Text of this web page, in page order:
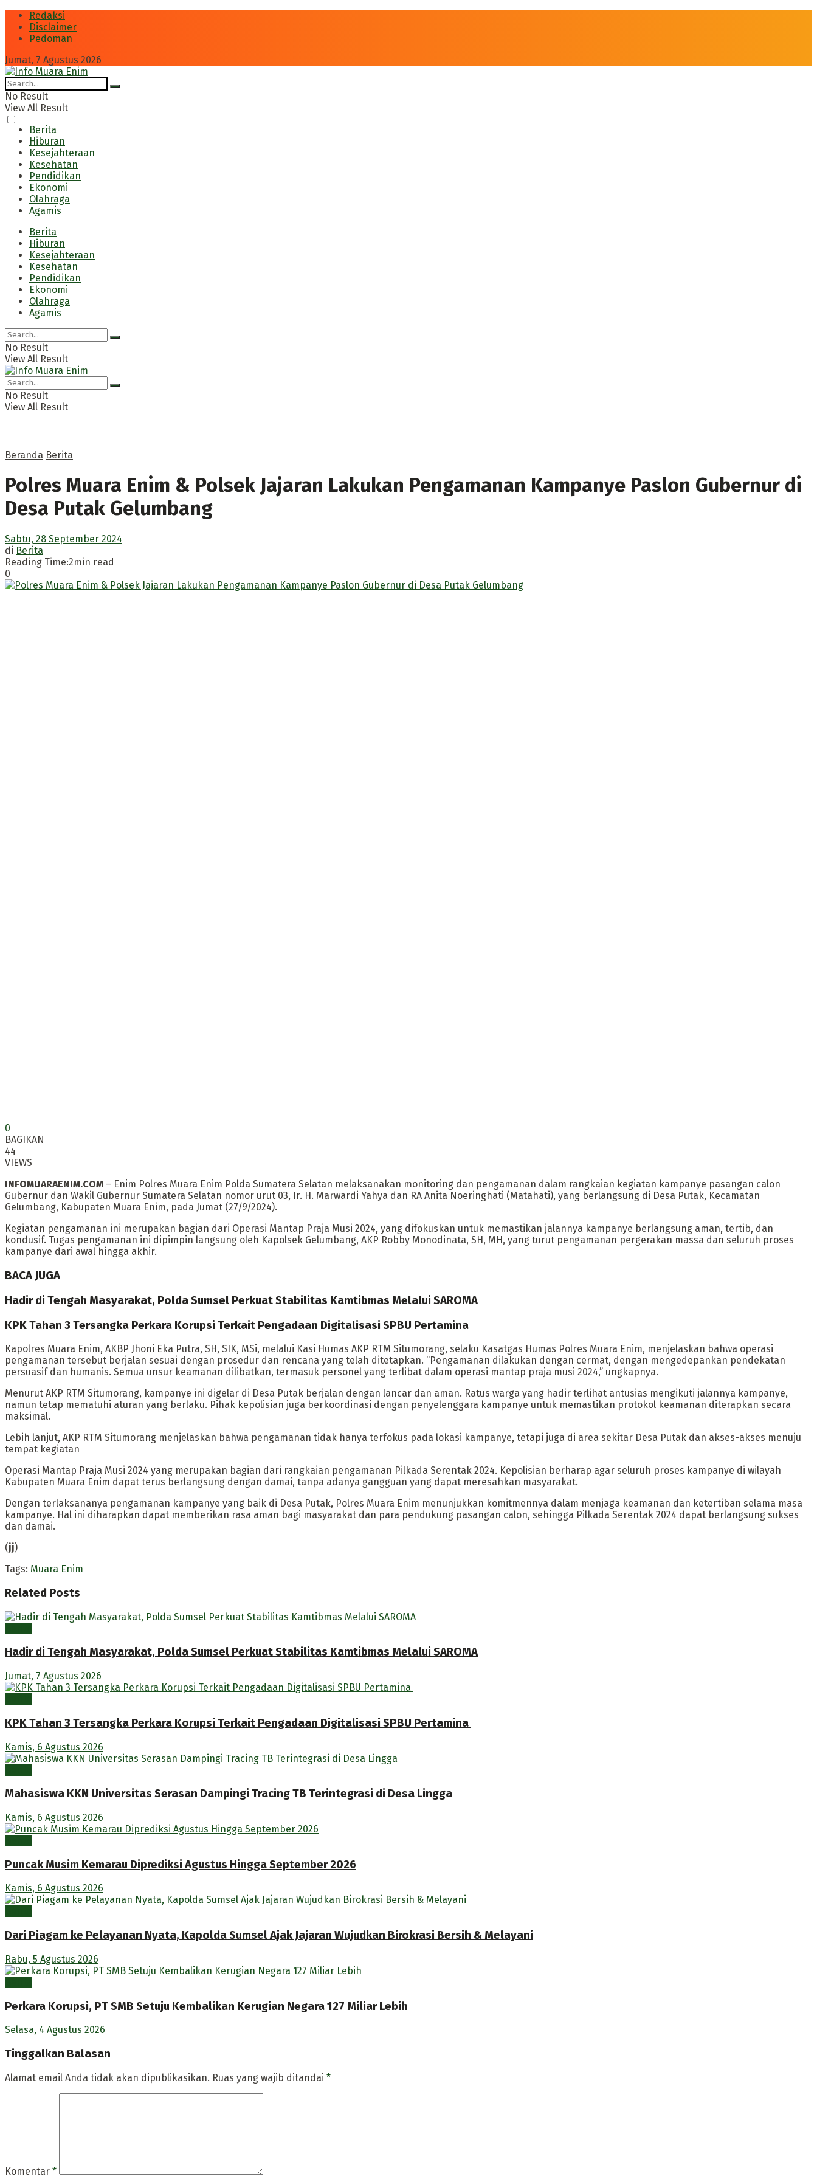
Redaksi
Disclaimer
Pedoman
Jumat, 7 Agustus 2026
No Result
View All Result
Berita
Hiburan
Kesejahteraan
Kesehatan
Pendidikan
Ekonomi
Olahraga
Agamis
Berita
Hiburan
Kesejahteraan
Kesehatan
Pendidikan
Ekonomi
Olahraga
Agamis
No Result
View All Result
No Result
View All Result
Beranda Berita
Polres Muara Enim & Polsek Jajaran Lakukan Pengamanan Kampanye Paslon Gubernur di
Desa Putak Gelumbang
Sabtu, 28 September 2024
di Berita
Reading Time:2min read
0
0
BAGIKAN
44
VIEWS
INFOMUARAENIM.COM – Enim Polres Muara Enim Polda Sumatera Selatan melaksanakan monitoring dan pengamanan dalam rangkaian kegiatan kampanye pasangan calon
Gubernur dan Wakil Gubernur Sumatera Selatan nomor urut 03, Ir. H. Marwardi Yahya dan RA Anita Noeringhati (Matahati), yang berlangsung di Desa Putak, Kecamatan
Gelumbang, Kabupaten Muara Enim, pada Jumat (27/9/2024).
Kegiatan pengamanan ini merupakan bagian dari Operasi Mantap Praja Musi 2024, yang difokuskan untuk memastikan jalannya kampanye berlangsung aman, tertib, dan
kondusif. Tugas pengamanan ini dipimpin langsung oleh Kapolsek Gelumbang, AKP Robby Monodinata, SH, MH, yang turut pengamanan pergerakan massa dan seluruh proses
kampanye dari awal hingga akhir.
BACA JUGA
Hadir di Tengah Masyarakat, Polda Sumsel Perkuat Stabilitas Kamtibmas Melalui SAROMA
KPK Tahan 3 Tersangka Perkara Korupsi Terkait Pengadaan Digitalisasi SPBU Pertamina
Kapolres Muara Enim, AKBP Jhoni Eka Putra, SH, SIK, MSi, melalui Kasi Humas AKP RTM Situmorang, selaku Kasatgas Humas Polres Muara Enim, menjelaskan bahwa operasi
pengamanan tersebut berjalan sesuai dengan prosedur dan rencana yang telah ditetapkan. “Pengamanan dilakukan dengan cermat, dengan mengedepankan pendekatan
persuasif dan humanis. Semua unsur keamanan dilibatkan, termasuk personel yang terlibat dalam operasi mantap praja musi 2024,” ungkapnya.
Menurut AKP RTM Situmorang, kampanye ini digelar di Desa Putak berjalan dengan lancar dan aman. Ratus warga yang hadir terlihat antusias mengikuti jalannya kampanye,
namun tetap mematuhi aturan yang berlaku. Pihak kepolisian juga berkoordinasi dengan penyelenggara kampanye untuk memastikan protokol keamanan diterapkan secara
maksimal.
Lebih lanjut, AKP RTM Situmorang menjelaskan bahwa pengamanan tidak hanya terfokus pada lokasi kampanye, tetapi juga di area sekitar Desa Putak dan akses-akses menuju
tempat kegiatan
Operasi Mantap Praja Musi 2024 yang merupakan bagian dari rangkaian pengamanan Pilkada Serentak 2024. Kepolisian berharap agar seluruh proses kampanye di wilayah
Kabupaten Muara Enim dapat terus berlangsung dengan damai, tanpa adanya gangguan yang dapat meresahkan masyarakat.
Dengan terlaksananya pengamanan kampanye yang baik di Desa Putak, Polres Muara Enim menunjukkan komitmennya dalam menjaga keamanan dan ketertiban selama masa
kampanye. Hal ini diharapkan dapat memberikan rasa aman bagi masyarakat dan para pendukung pasangan calon, sehingga Pilkada Serentak 2024 dapat berlangsung sukses
dan damai.
(jj)
Tags: Muara Enim
Related Posts
Hadir di Tengah Masyarakat, Polda Sumsel Perkuat Stabilitas Kamtibmas Melalui SAROMA
Jumat, 7 Agustus 2026
KPK Tahan 3 Tersangka Perkara Korupsi Terkait Pengadaan Digitalisasi SPBU Pertamina
Kamis, 6 Agustus 2026
Mahasiswa KKN Universitas Serasan Dampingi Tracing TB Terintegrasi di Desa Lingga
Kamis, 6 Agustus 2026
Puncak Musim Kemarau Diprediksi Agustus Hingga September 2026
Kamis, 6 Agustus 2026
Dari Piagam ke Pelayanan Nyata, Kapolda Sumsel Ajak Jajaran Wujudkan Birokrasi Bersih & Melayani
Rabu, 5 Agustus 2026
Perkara Korupsi, PT SMB Setuju Kembalikan Kerugian Negara 127 Miliar Lebih
Selasa, 4 Agustus 2026
Tinggalkan Balasan
Alamat email Anda tidak akan dipublikasikan. Ruas yang wajib ditandai *
Komentar *